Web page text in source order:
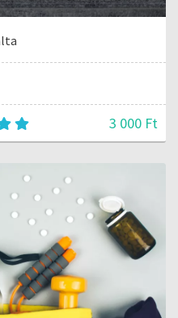
3 000 Ft